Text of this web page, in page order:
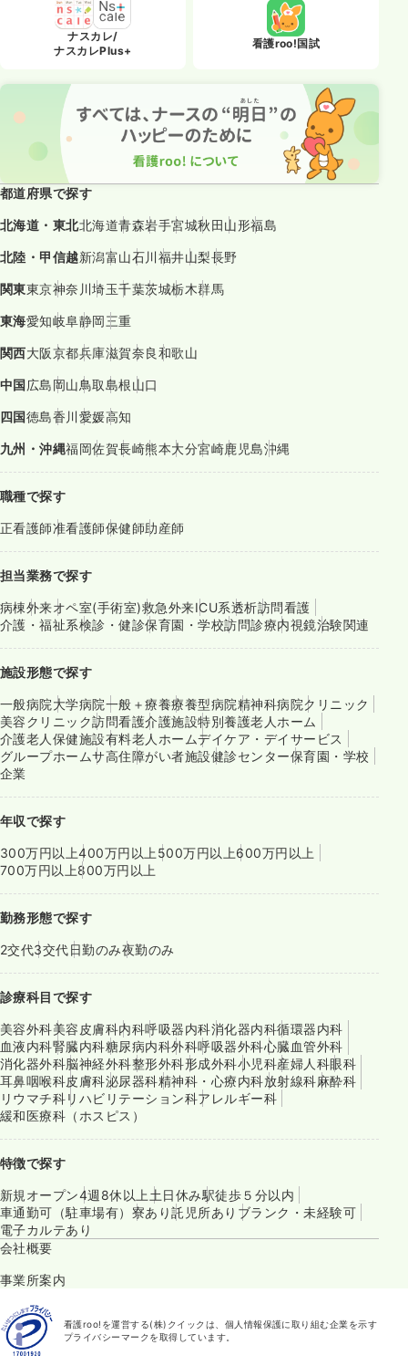
ナスカレ/
ナスカレPlus+
看護roo!国試
都道府県で探す
北海道・東北北海道青森岩手宮城秋田山形福島
北陸・甲信越新潟富山石川福井山梨長野
関東東京神奈川埼玉千葉茨城栃木群馬
東海愛知岐阜静岡三重
関西大阪京都兵庫滋賀奈良和歌山
中国広島岡山鳥取島根山口
四国徳島香川愛媛高知
九州・沖縄福岡佐賀長崎熊本大分宮崎鹿児島沖縄
職種で探す
正看護師准看護師保健師助産師
担当業務で探す
病棟外来オペ室(手術室)救急外来ICU系透析訪問看護
介護・福祉系検診・健診保育園・学校訪問診療内視鏡治験関連
施設形態で探す
一般病院大学病院一般＋療養療養型病院精神科病院クリニック
美容クリニック訪問看護介護施設特別養護老人ホーム
介護老人保健施設有料老人ホームデイケア・デイサービス
グループホームサ高住障がい者施設健診センター保育園・学校
企業
年収で探す
300万円以上400万円以上 500万円以上600万円以上
700万円以上800万円以上
勤務形態で探す
2交代3交代日勤のみ夜勤のみ
診療科目で探す
美容外科美容皮膚科内科呼吸器内科消化器内科循環器内科
血液内科腎臓内科糖尿病内科外科呼吸器外科心臓血管外科
消化器外科脳神経外科整形外科形成外科小児科産婦人科眼科
耳鼻咽喉科皮膚科泌尿器科精神科・心療内科放射線科麻酔科
リウマチ科リハビリテーション科アレルギー科
緩和医療科（ホスピス）
特徴で探す
新規オープン4週8休以上 土日休み駅徒歩５分以内
車通勤可（駐車場有） 寮あり託児所あり ブランク・未経験可
電子カルテあり
会社概要
事業所案内
看護roo!を運営する(株)クイックは、個人情報保護に取り組む企業を示す
プライバシーマークを取得しています。